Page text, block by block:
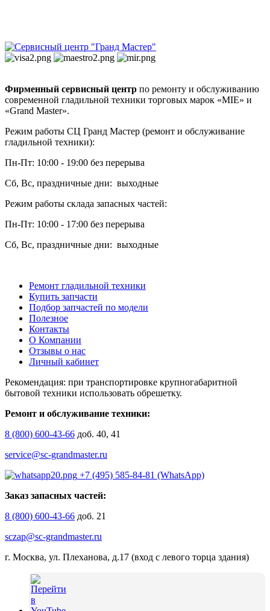
Фирменный сервисный центр по ремонту и обслуживанию
современной гладильной техники торговых марок «MIE» и
«Grand Master».
Режим работы СЦ Гранд Мастер (ремонт и обслуживание
гладильной техники):
Пн-Пт: 10:00 - 19:00 без перерыва
Сб, Вс, праздничные дни: выходные
Режим работы склада запасных частей:
Пн-Пт: 10:00 - 17:00 без перерыва
Сб, Вс, праздничные дни: выходные
Ремонт гладильной техники
Купить запчасти
Подбор запчастей по модели
Полезное
Контакты
О Компании
Отзывы о нас
Личный кабинет
Рекомендация: при транспортировке крупногабаритной
бытовой техники использовать обрешетку.
Ремонт и обслуживание техники:
8 (800) 600-43-66 доб. 40, 41
service@sc-grandmaster.ru
+7 (495) 585-84-81 (WhatsApp)
Заказ запасных частей:
8 (800) 600-43-66 доб. 21
sczap@sc-grandmaster.ru
г. Москва, ул. Плеханова, д.17 (вход с левого торца здания)